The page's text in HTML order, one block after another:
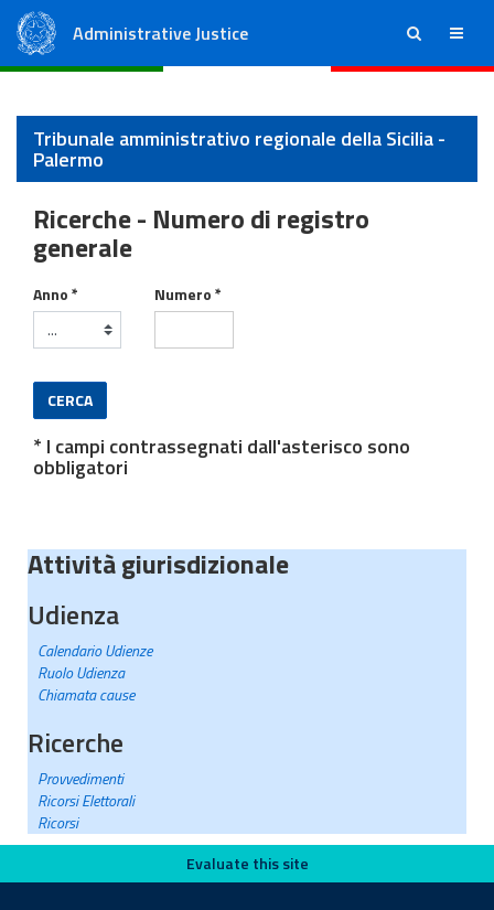
Administrative Justice ricerca menu
Tribunale amministrativo regionale della Sicilia -
Palermo
Ricerche - Numero di registro
generale
Ricorsi
Anno * Numero *
CERCA
* I campi contrassegnati dall'asterisco sono
obbligatori
Attività giurisdizionale
Udienza
Calendario Udienze
Ruolo Udienza
Chiamata cause
Ricerche
Provvedimenti
Ricorsi Elettorali
Ricorsi
Evaluate this siteEvaluate this site